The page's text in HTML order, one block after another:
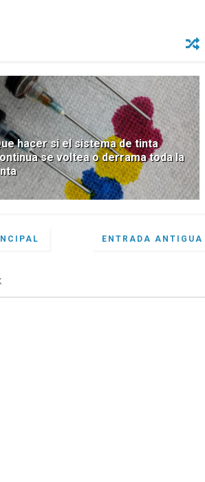
hacer si el sistema de tinta
se voltea o derrama toda la
ENTRADA ANTIGUA